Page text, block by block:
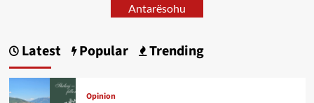
Antarësohu
Latest Popular Trending
Opinion